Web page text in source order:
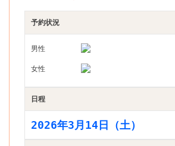
予約状況
男性
女性
日程
2026年3月14日（土）